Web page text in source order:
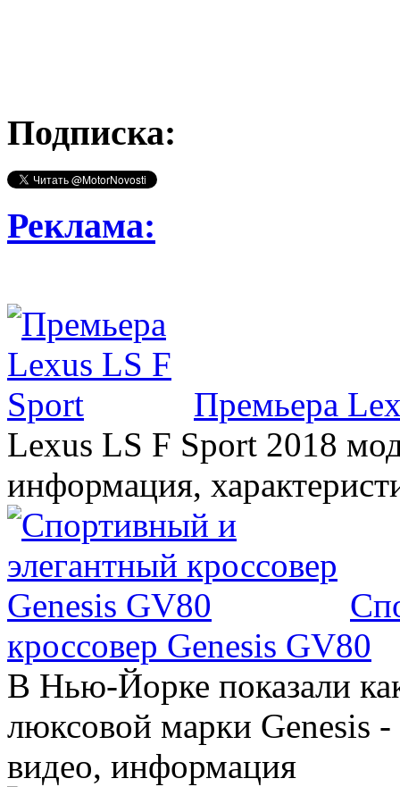
Подписка:
Реклама:
Премьера
Lexus LS F Sport 2018
информация,
кроссовер Genesis GV80
В Нью-Йорке показали
люксовой марки Genesis
видео, информация